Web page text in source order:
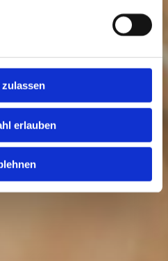
erlauben